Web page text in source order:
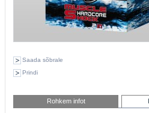
Saada sõbrale
Prindi
Rohkem infot